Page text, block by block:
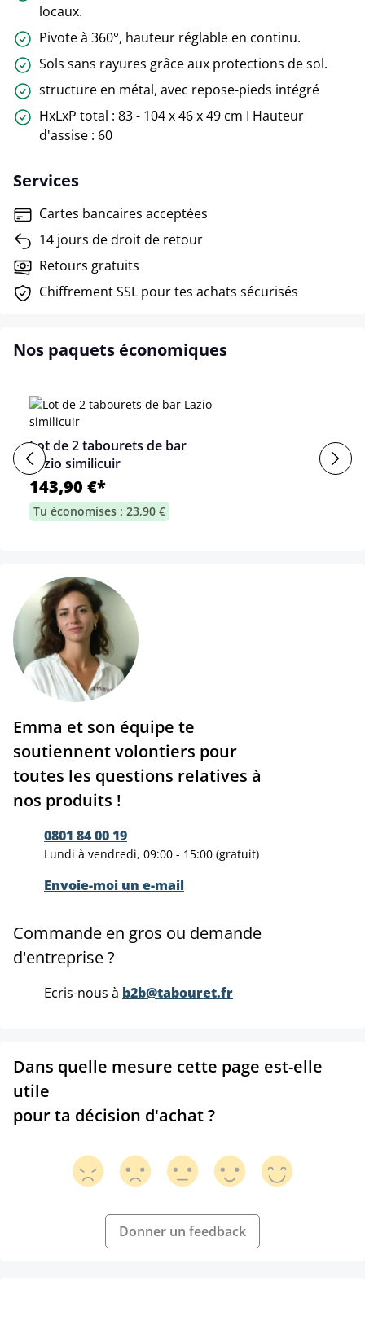
locaux.
Pivote à 360°, hauteur réglable en continu.
Sols sans rayures grâce aux protections de sol.
structure en métal, avec repose-pieds intégré
HxLxP total : 83 - 104 x 46 x 49 cm I Hauteur
d'assise : 60
Services
Cartes bancaires acceptées
14 jours de droit de retour
Retours gratuits
Chiffrement SSL pour tes achats sécurisés
Nos paquets économiques
Lot de 2 tabourets de bar
Lazio similicuir
143,90 €*
Tu économises : 23,90 €
Emma et son équipe te
soutiennent volontiers pour
toutes les questions relatives à
nos produits !
0801 84 00 19
Lundi à vendredi, 09:00 - 15:00 (gratuit)
Envoie-moi un e-mail
Commande en gros ou demande
d'entreprise ?
Ecris-nous à b2b@tabouret.fr
Dans quelle mesure cette page est-elle
utile
pour ta décision d'achat ?
Donner un feedback